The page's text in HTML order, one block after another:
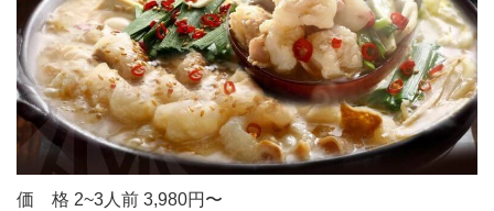
価 格 2~3人前 3,980円〜